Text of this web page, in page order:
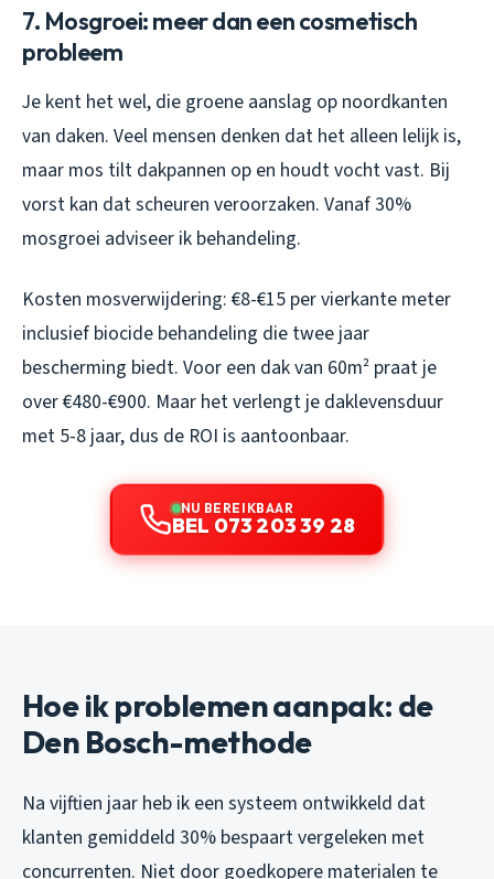
7. Mosgroei: meer dan een cosmetisch
probleem
Je kent het wel, die groene aanslag op noordkanten
van daken. Veel mensen denken dat het alleen lelijk is,
maar mos tilt dakpannen op en houdt vocht vast. Bij
vorst kan dat scheuren veroorzaken. Vanaf 30%
mosgroei adviseer ik behandeling.
Kosten mosverwijdering: €8-€15 per vierkante meter
inclusief biocide behandeling die twee jaar
bescherming biedt. Voor een dak van 60m² praat je
over €480-€900. Maar het verlengt je daklevensduur
met 5-8 jaar, dus de ROI is aantoonbaar.
NU BEREIKBAAR
BEL 073 203 39 28
Hoe ik problemen aanpak: de
Den Bosch-methode
Na vijftien jaar heb ik een systeem ontwikkeld dat
klanten gemiddeld 30% bespaart vergeleken met
concurrenten. Niet door goedkopere materialen te